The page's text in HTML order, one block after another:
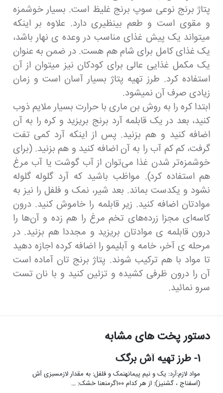
پتاژ برنج نوعی سوپ برنج غلیظ است. بسیار خوشمزه
و مقوی است و طعم بینظیری دارد. علاوه بر اینکه
میتواند یک پیش غذای مناسب در وعده ی نهار باشد،
یک غذای کامل برای شام هم هست. در ضمن به عنوان
یک مکمل غذایی عالی برای کودکان نیز میتوان از آن
استفاده کرد. طرز تهیه پتاژ بسیار آسان است و زمان
زیادی صرف آن نمیشود.
ابتدا کره را به روش بن ماری با حرارت بسیار ملایم ذوب
کنید، بعد در یک قابلمه آرد برنج بریزید و کره را به آن
اضافه کنید و هم بزنید. پس از اینکه آرد کمی تفت
گرفت، کم کم آب را به آن اضافه کنید و هم بزنید. (برای
خوشمزه‌تر شدن غذا می‌توان از آب گوشت یا آب مرغ
هم استفاده کرد). مواظب باشید که آرد گلوله گلوله
نشود و یکدست بماند. بعد شیر، نمک و فلفل را نیز به
موادتان اضافه کنید. زیر قابلمه را خاموش کنید. درون
کاسه‌ای مجزا زرده‌های تخم مرغ را هم زده و آن‌ها را
درون قابلمه ی موادتان بریزید و مجددا هم بزنید. در
مرحله ی آخر، خامه و آبلیمو را اضافه کرده اجازه دهید
تا مواد با هم ترکیب شوند. پتاژ برنج تان آماده است
آن را درون ظرفی کشیده و تزئین کنید و با نان تست
سرو نمائید.
دستور پخت های مشابه
1- طرز تهیه آش برگک
مواد لازم:آرد: یک و نیم پیمانهنمک و فلفل: به مقدار لازمسبزی آش
(اسفناج ، گشنیز): از هر کدام 100گرمنعنا خشک: …